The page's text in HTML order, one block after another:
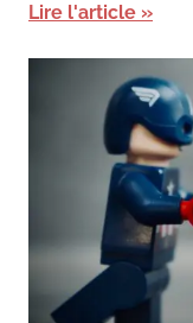
Lire l'article